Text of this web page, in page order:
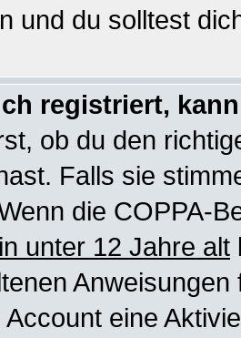
und du solltest
registriert,
ob du den
Falls sie
die COPPA-
unter 12 Jahre alt
eine